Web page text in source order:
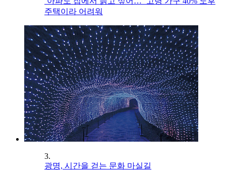
주택이라 어려워
3.
광명, 시간을 걷는 문화 마실길